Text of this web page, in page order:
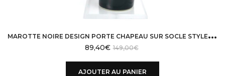
M
AROTTE NOIRE DESIGN PORTE CHAPEAU SUR SOCLE STYLE BRANCUSI
149,00€
89,40€
AJOUTER AU PANIER